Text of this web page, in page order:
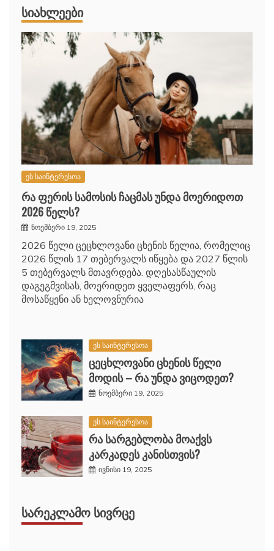
ᲡᲘᲐᲮᲚᲔᲔᲑᲘ
ეს საინტერესოა
რა ფერის სამოსის ჩაცმას უნდა მოერიდოთ
2026 წელს?
ნოემბერი 19, 2025
2026 წელი ცეცხლოვანი ცხენის წელია, რომელიც
2026 წლის 17 თებერვალს იწყება და 2027 წლის
5 თებერვალს მთავრდება. დღესასწაულის
დაგეგმვისას, მოერიდეთ ყველაფერს, რაც
მოსაწყენი ან ხელოვნურია
ეს საინტერესოა
ცეცხლოვანი ცხენის წელი
მოდის – რა უნდა ვიცოდეთ?
ნოემბერი 19, 2025
ეს საინტერესოა
რა სარგებლობა მოაქვს
კარკადეს კანისთვის?
ივნისი 19, 2025
ᲡᲐᲠᲔᲙᲚᲐᲛᲝ ᲡᲘᲕᲠᲪᲔ